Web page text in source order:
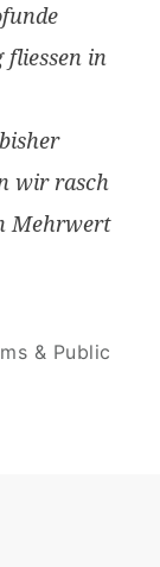
fliessen in
wir rasch
Mehrwert
& Public